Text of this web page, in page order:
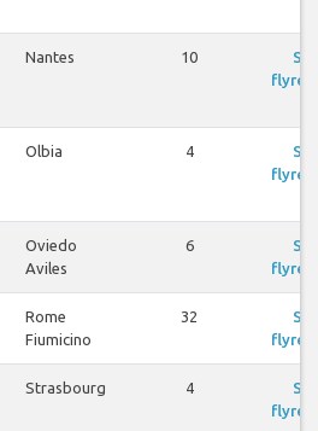
Nantes 10
Se
Olbia 4
Se
Oviedo
Aviles
6
Se
Rome
Fiumicino
32
Se
Strasbourg 4
Se